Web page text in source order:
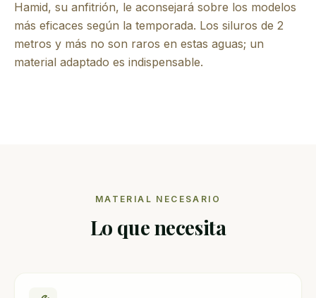
Hamid, su anfitrión, le aconsejará sobre los modelos
más eficaces según la temporada. Los siluros de 2
metros y más no son raros en estas aguas; un
material adaptado es indispensable.
MATERIAL NECESARIO
Lo que necesita